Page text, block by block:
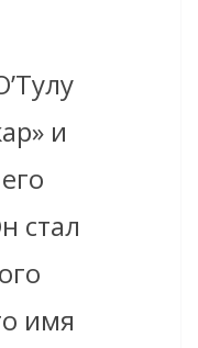
и
стал
имя